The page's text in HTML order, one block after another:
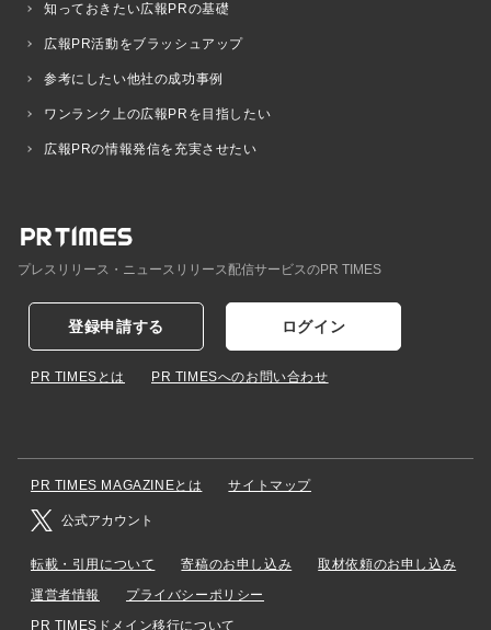
知っておきたい広報PRの基礎
広報PR活動をブラッシュアップ
参考にしたい他社の成功事例
ワンランク上の広報PRを目指したい
広報PRの情報発信を充実させたい
プレスリリース・ニュースリリース配信サービスのPR TIMES
登録申請する ログイン
PR TIMESとは PR TIMESへのお問い合わせ
PR TIMES MAGAZINEとは サイトマップ
公式アカウント
転載・引用について 寄稿のお申し込み
取材依頼のお申し込み
運営者情報
プライバシーポリシー
PR TIMESドメイン移行について